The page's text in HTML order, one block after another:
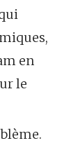
en
le